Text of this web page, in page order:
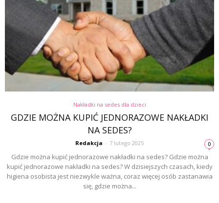
Nakładki na sedes dla dzieci
GDZIE MOŻNA KUPIĆ JEDNORAZOWE NAKŁADKI
NA SEDES?
Redakcja - 7 lutego 2025 0
Gdzie można kupić jednorazowe nakładki na sedes? Gdzie można
kupić jednorazowe nakładki na sedes? W dzisiejszych czasach, kiedy
higiena osobista jest niezwykle ważna, coraz więcej osób zastanawia
się, gdzie można...